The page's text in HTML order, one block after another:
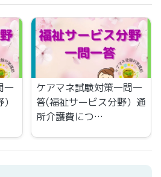
一
ケアマネ試験対策一問一
答(福祉サービス分野）通
所介護費につ…